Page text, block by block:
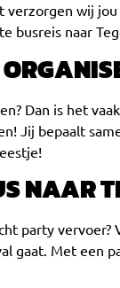
verzorgen wij
busreis naar
Dan is het
Jij bepaalt
NAAR
party
gaat. Met een